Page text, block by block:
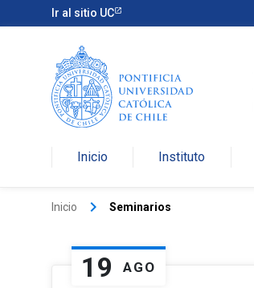
Ir al sitio UC
Inicio Instituto
Inicio keyboard_arrow_right Seminarios
19 AGO